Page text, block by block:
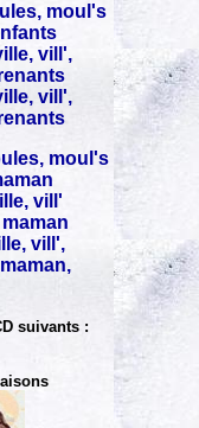
moul's
vill',
vill',
moul's
vill'
vill',
suivants :